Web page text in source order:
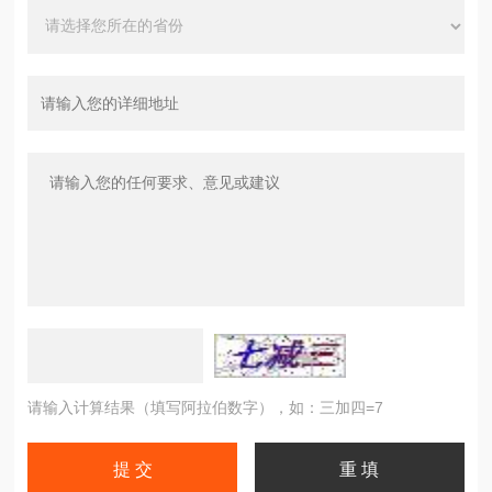
请输入计算结果（填写阿拉伯数字），如：三加四=7